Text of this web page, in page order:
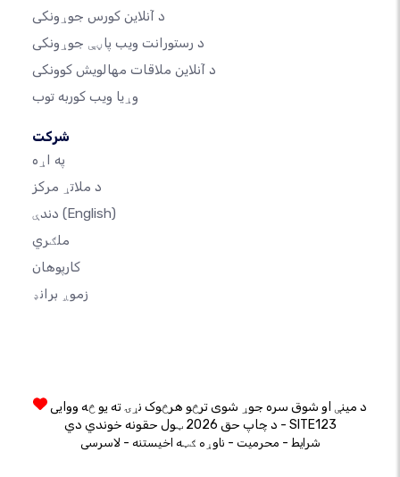
د آنلاین کورس جوړونکی
د رستورانت ویب پاڼې جوړونکی
د آنلاین ملاقات مهالویش کوونکی
وړیا ویب کوربه توب
شرکت
په اړه
د ملاتړ مرکز
(English)
ملګري
کارپوهان
زموږ برانډ
د مینې او شوق سره جوړ شوی ترڅو هرڅوک نړۍ ته یو څه ووایی
د چاپ حق 2026 ټول حقونه خوندي دي - SITE123
شرایط - محرمیت - ناوړه ګټه اخیستنه - لاسرسی